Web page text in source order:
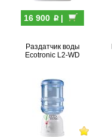
16 900 p|
Раздатчик воды
Ecotronic L2-WD